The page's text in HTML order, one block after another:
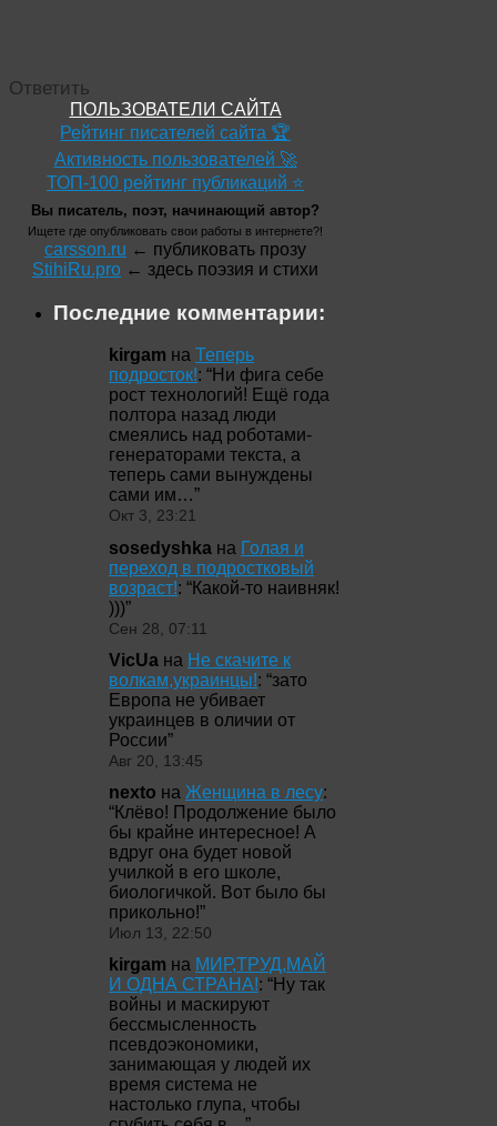
Ответить
ПОЛЬЗОВАТЕЛИ САЙТА
Рейтинг писателей сайта 🏆
Активность пользователей 🚀
ТОП-100 рейтинг публикаций ⭐
Вы писатель, поэт, начинающий автор?
Ищете где опубликовать свои работы в интернете?!
carsson.ru ← публиковать прозу
StihiRu.pro ← здесь поэзия и стихи
Последние комментарии:
kirgam на Теперь
подросток!: “Ни фига себе
рост технологий! Ещё года
полтора назад люди
смеялись над роботами-
генераторами текста, а
теперь сами вынуждены
сами им…”
Окт 3, 23:21
sosedyshka на Голая и
переход в подростковый
возраст!: “Какой-то наивняк!
)))”
Сен 28, 07:11
VicUa на Не скачите к
волкам,украинцы!: “зато
Европа не убивает
украинцев в оличии от
России”
Авг 20, 13:45
nexto на Женщина в лесу:
“Клёво! Продолжение было
бы крайне интересное! А
вдруг она будет новой
училкой в его школе,
биологичкой. Вот было бы
прикольно!”
Июл 13, 22:50
kirgam на МИР,ТРУД,МАЙ
И ОДНА СТРАНА!: “Ну так
войны и маскируют
бессмысленность
псевдоэкономики,
занимающая у людей их
время система не
настолько глупа, чтобы